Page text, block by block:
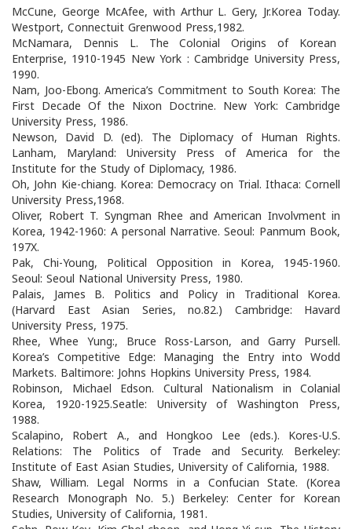
McCune, George McAfee, with Arthur L. Gery, Jr.Korea Today.
Westport, Connectuit Grenwood Press,1982.
McNamara, Dennis L. The Colonial Origins of Korean
Enterprise, 1910-1945 New York : Cambridge University Press,
1990.
Nam, Joo-Ebong. America’s Commitment to South Korea: The
First Decade Of the Nixon Doctrine. New York: Cambridge
University Press, 1986.
Newson, David D. (ed). The Diplomacy of Human Rights.
Lanham, Maryland: University Press of America for the
Institute for the Study of Diplomacy, 1986.
Oh, John Kie-chiang. Korea: Democracy on Trial. Ithaca: Cornell
University Press,1968.
Oliver, Robert T. Syngman Rhee and American Involvment in
Korea, 1942-1960: A personal Narrative. Seoul: Panmum Book,
197X.
Pak, Chi-Young, Political Opposition in Korea, 1945-1960.
Seoul: Seoul National University Press, 1980.
Palais, James B. Politics and Policy in Traditional Korea.
(Harvard East Asian Series, no.82.) Cambridge: Havard
University Press, 1975.
Rhee, Whee Yung:, Bruce Ross-Larson, and Garry Pursell.
Korea’s Competitive Edge: Managing the Entry into Wodd
Markets. Baltimore: Johns Hopkins University Press, 1984.
Robinson, Michael Edson. Cultural Nationalism in Colanial
Korea, 1920-1925.Seatle: University of Washington Press,
1988.
Scalapino, Robert A., and Hongkoo Lee (eds.). Kores-U.S.
Relations: The Politics of Trade and Security. Berkeley:
Institute of East Asian Studies, University of California, 1988.
Shaw, William. Legal Norms in a Confucian State. (Korea
Research Monograph No. 5.) Berkeley: Center for Korean
Studies, University of California, 1981.